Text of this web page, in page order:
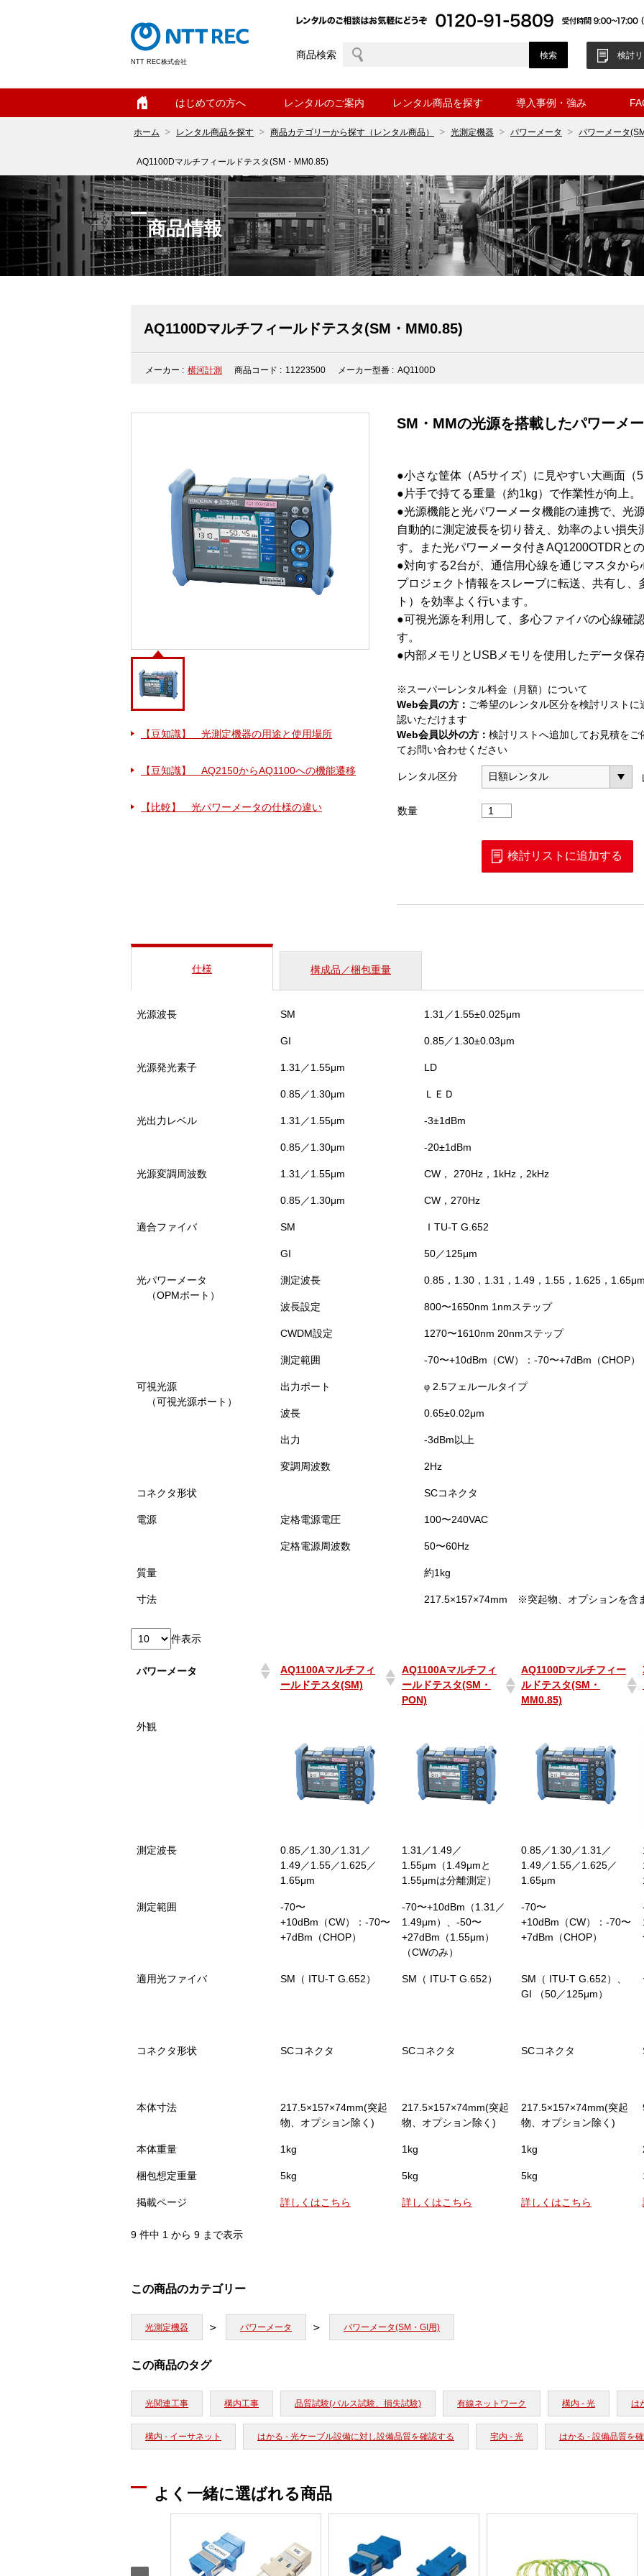
NTT REC株式会社
商品検索 検討
はじめての方へ レンタルのご案内 レンタル商品を探す 導入事例・強み
ホーム レンタル商品を探す 商品カテゴリーから探す（レンタル商品） 光測定機器 パワーメータ パワーメータ
AQ1100Dマルチフィールドテスタ(SM・MM0.85)
商品情報
AQ1100Dマルチフィールドテスタ(SM・MM0.85)
メーカー : 横河計測 商品コード : 11223500 メーカー型番 : AQ1100D
【豆知識】 光測定機器の用途と使用場所
【豆知識】 AQ2150からAQ1100への機能遷移
【比較】 光パワーメータの仕様の違い
SM・MMの光源を搭載したパワーメ
●小さな筐体（A5サイズ）に見やすい大画面（
●片手で持てる重量（約1kg）で作業性が向上。
●光源機能と光パワーメータ機能の連携で、光
自動的に測定波長を切り替え、効率のよい損
す。また光パワーメータ付きAQ1200OTDRと
●対向する2台が、通信用心線を通じマスタか
プロジェクト情報をスレーブに転送、共有し
ト）を効率よく行います。
●可視光源を利用して、多心ファイバの心線確
す。
●内部メモリとUSBメモリを使用したデータ保
※スーパーレンタル料金（月額）について
Web会員の方： ご希望のレンタル区分を検討リスト
認いただけます
Web会員以外の方： 検討リストへ追加してお見積をご
てお問い合わせください
レンタル区分
数量
AQ1100D
ル
フ
(SM・
個
検討リストに追加する
仕様 構成品／梱包重量
光源波長 SM 1.31／1.55±0.025μm
GI 0.85／1.30±0.03μm
光源発光素子 1.31／1.55μm LD
0.85／1.30μm ＬＥＤ
光出力レベル 1.31／1.55μm -3±1dBm
0.85／1.30μm -20±1dBm
光源変調周波数 1.31／1.55μm CW， 270Hz，1kHz，2kHz
0.85／1.30μm CW，270Hz
適合ファイバ SM ＩTU‐T G.652
GI 50／125μm
光パワーメータ
（OPMポート）
測定波長 0.85，1.30，1.31，1.49，1.55，1.625，
波長設定 800〜1650nm 1nmステップ
CWDM設定 1270〜1610nm 20nmステップ
測定範囲 -70〜+10dBm（CW）：-70〜+7dBm（CHOP）
可視光源
（可視光源ポート）
出力ポート φ 2.5フェルールタイプ
波長 0.65±0.02μm
出力 -3dBm以上
変調周波数 2Hz
コネクタ形状 SCコネクタ
電源 定格電源電圧 100〜240VAC
定格電源周波数 50〜60Hz
質量 約1kg
寸法 217.5×157×74mm ※突起物、オプションを含
件表示
パワーメータ
AQ1100Aマルチフィ
ールドテスタ(SM)
AQ1100Aマルチフィ
ールドテスタ(SM・
PON)
AQ1100Dマルチフィー
ルドテスタ(SM・
MM0.85)
パワーメータ
PON)
MM0.85)
外観
測定波長
0.85／1.30／1.31／
1.49／1.55／1.625／
1.65μm
1.31／1.49／
1.55μm（1.49μmと
1.55μmは分離測定）
0.85／1.30／1.31／
1.49／1.55／1.625／
1.65μm
測定範囲
-70〜
+10dBm（CW）：-70〜
+7dBm（CHOP）
-70〜+10dBm（1.31／
1.49μm）、-50〜
+27dBm（1.55μm）
（CWのみ）
-70〜
+10dBm（CW）：-70〜
+7dBm（CHOP）
適用光ファイバ SM（ ITU-T G.652） SM（ ITU-T G.652）
SM（ ITU-T G.652）、
GI （50／125μm）
コネクタ形状 SCコネクタ SCコネクタ SCコネクタ
本体寸法
217.5×157×74mm(突起
物、オプション除く)
217.5×157×74mm(突起
物、オプション除く)
217.5×157×74mm(突起
物、オプション除く)
本体重量 1kg 1kg 1kg
梱包想定重量 5kg 5kg 5kg
掲載ページ 詳しくはこちら 詳しくはこちら 詳しくはこちら
9 件中 1 から 9 まで表示
この商品のカテゴリー
光測定機器 パワーメータ パワーメータ(SM・GI用)
この商品のタグ
光関連工事 構内工事 品質試験(パルス試験、損失試験) 有線ネットワーク 構内 - 光 は
構内 - イーサネット はかる - 光ケーブル設備に対し設備品質を確認する 宅内 - 光 はかる - 設備品質を
よく一緒に選ばれる商品